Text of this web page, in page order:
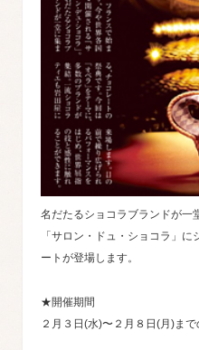
名だたるショコラブランドが一
「サロン・ドュ・ショコラ」
ートが登場します。
★開催期間
２月３日(水)〜２月８日(月)まで